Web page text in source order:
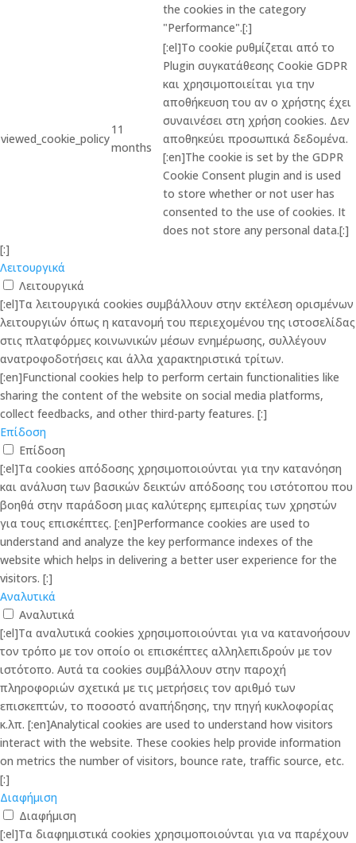
the cookies in the category
"Performance".[:]
viewed_cookie_policy
11
months
[:el]Το cookie ρυθμίζεται από το
Plugin συγκατάθεσης Cookie GDPR
και χρησιμοποιείται για την
αποθήκευση του αν ο χρήστης έχει
συναινέσει στη χρήση cookies. Δεν
αποθηκεύει προσωπικά δεδομένα.
[:en]The cookie is set by the GDPR
Cookie Consent plugin and is used
to store whether or not user has
consented to the use of cookies. It
does not store any personal data.[:]
[:]
Λειτουργικά
Λειτουργικά
[:el]Τα λειτουργικά cookies συμβάλλουν στην εκτέλεση ορισμένων
λειτουργιών όπως η κατανομή του περιεχομένου της ιστοσελίδας
στις πλατφόρμες κοινωνικών μέσων ενημέρωσης, συλλέγουν
ανατροφοδοτήσεις και άλλα χαρακτηριστικά τρίτων.
[:en]Functional cookies help to perform certain functionalities like
sharing the content of the website on social media platforms,
collect feedbacks, and other third-party features. [:]
Επίδοση
Επίδοση
[:el]Τα cookies απόδοσης χρησιμοποιούνται για την κατανόηση
και ανάλυση των βασικών δεικτών απόδοσης του ιστότοπου που
βοηθά στην παράδοση μιας καλύτερης εμπειρίας των χρηστών
για τους επισκέπτες. [:en]Performance cookies are used to
understand and analyze the key performance indexes of the
website which helps in delivering a better user experience for the
visitors. [:]
Αναλυτικά
Αναλυτικά
[:el]Τα αναλυτικά cookies χρησιμοποιούνται για να κατανοήσουν
τον τρόπο με τον οποίο οι επισκέπτες αλληλεπιδρούν με τον
ιστότοπο. Αυτά τα cookies συμβάλλουν στην παροχή
πληροφοριών σχετικά με τις μετρήσεις τον αριθμό των
επισκεπτών, το ποσοστό αναπήδησης, την πηγή κυκλοφορίας
κ.λπ. [:en]Analytical cookies are used to understand how visitors
interact with the website. These cookies help provide information
on metrics the number of visitors, bounce rate, traffic source, etc.
[:]
Διαφήμιση
Διαφήμιση
[:el]Τα διαφημιστικά cookies χρησιμοποιούνται για να παρέχουν